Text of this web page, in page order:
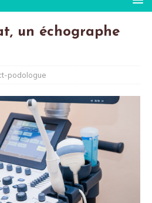
un échographe
podologue